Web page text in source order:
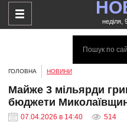
неділя,
ГОЛОВНА НОВИНИ
Майже 3 мільярди
бюджети
07.04.2026 в 14:40 514